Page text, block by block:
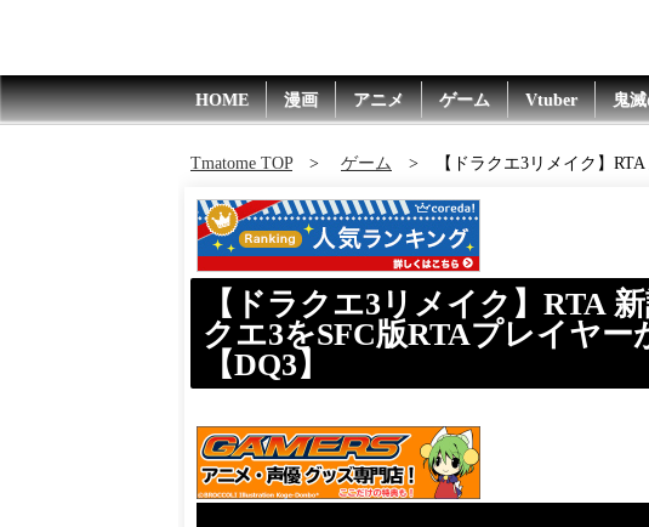
HOME 漫画 アニメ ゲーム Vtuber 鬼滅
Tmatome TOP ゲーム 【ドラクエ3リメイク】
【ドラクエ3リメイク】RTA
クエ3をSFC版RTAプレイヤ
【DQ3】